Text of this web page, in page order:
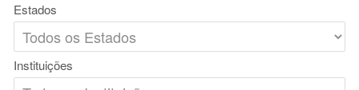
Estados
Instituições